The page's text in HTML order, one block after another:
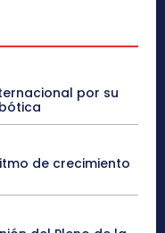
por su
de crecimiento